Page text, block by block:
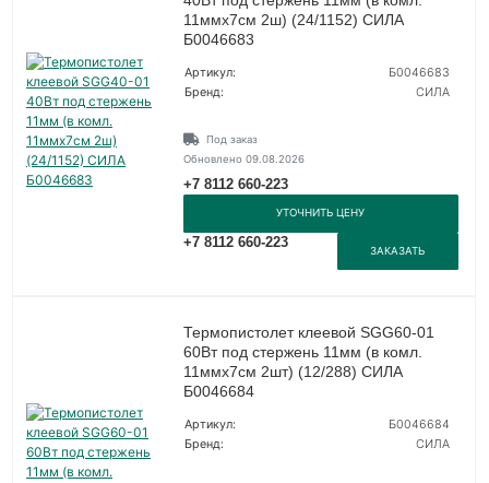
11ммх7cм 2ш) (24/1152) СИЛА
Б0046683
Артикул:
Б0046683
Бренд:
СИЛА
Под заказ
Обновлено 09.08.2026
+7 8112 660-223
УТОЧНИТЬ ЦЕНУ
+7 8112 660-223
ЗАКАЗАТЬ
Термопистолет клеевой SGG60-01
60Вт под стержень 11мм (в комл.
11ммх7cм 2шт) (12/288) СИЛА
Б0046684
Артикул:
Б0046684
Бренд:
СИЛА